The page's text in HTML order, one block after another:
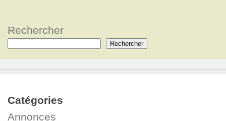
Rechercher
Rechercher
Catégories
Annonces